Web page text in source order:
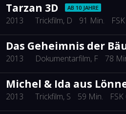
Tarzan 3D AB 10 JAHRE
2013 Trickfilm, D 91 Min.
Das Geheimnis der
2013 Dokumentarfilm, F 78
Michel & Ida aus
2013 Trickfilm, S 59 Min. FSK